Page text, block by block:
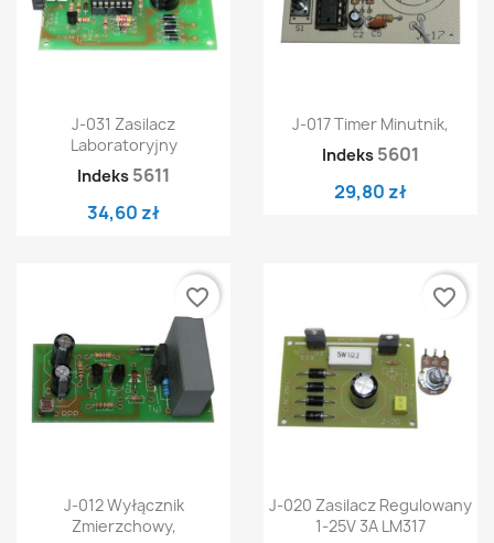
J-031 Zasilacz
Laboratoryjny
Indeks 5611
34,60 zł
J-017 Timer Minutnik,
Indeks 5601
29,80 zł
J-012 Wyłącznik
Zmierzchowy,
favorite_border
J-020 Zasilacz Regulowany
1-25V 3A LM317
favorite_border